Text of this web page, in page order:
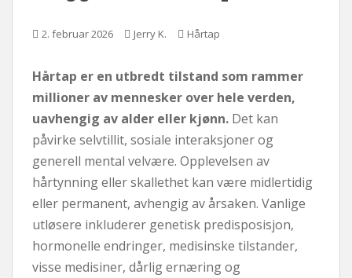
2. februar 2026 Jerry K. Hårtap
Hårtap er en utbredt tilstand som rammer
millioner av mennesker over hele verden,
uavhengig av alder eller kjønn. Det kan
påvirke selvtillit, sosiale interaksjoner og
generell mental velvære. Opplevelsen av
hårtynning eller skallethet kan være midlertidig
eller permanent, avhengig av årsaken. Vanlige
utløsere inkluderer genetisk predisposisjon,
hormonelle endringer, medisinske tilstander,
visse medisiner, dårlig ernæring og